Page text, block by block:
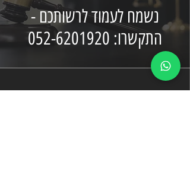
נשמח לעמוד לרשותכם -
התקשרו: 052-6201920